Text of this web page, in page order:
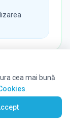
cea mai bună